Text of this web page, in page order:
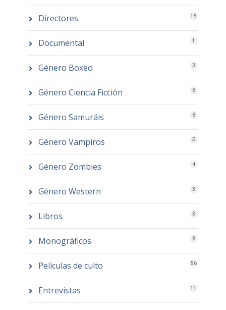
Directores 19
Documental 1
Género Boxeo 3
Género Ciencia Ficción 8
Género Samuráis 8
Género Vampiros 5
Género Zombies 4
Género Western 3
Libros 3
Monográficos 8
Películas de culto 56
Entrevistas 11